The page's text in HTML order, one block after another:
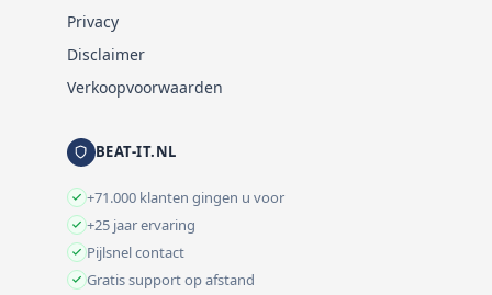
Privacy
Disclaimer
Verkoopvoorwaarden
BEAT-IT.NL
+71.000 klanten gingen u voor
+25 jaar ervaring
Pijlsnel contact
Gratis support op afstand